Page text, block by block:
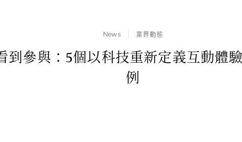
News 業界動態
到參與：5個以科技重新定義互動體
例